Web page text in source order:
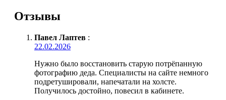
Отзывы
Павел Лаптев :
22.02.2026
Нужно было восстановить старую потрёпанную
фотографию деда. Специалисты на сайте немного
подретушировали, напечатали на холсте.
Получилось достойно, повесил в кабинете.